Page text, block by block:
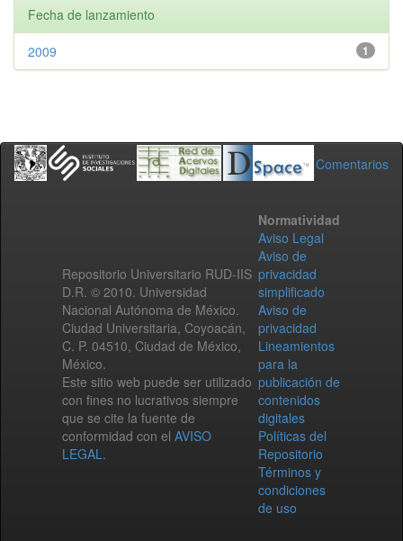
Fecha de lanzamiento
1
2009
Comentarios
Repositorio Universitario RUD-IIS
D.R. © 2010. Universidad
Nacional Autónoma de México.
Ciudad Universitaria, Coyoacán,
C. P. 04510, Ciudad de México,
México.
Este sitio web puede ser utilizado
con fines no lucrativos siempre
que se cite la fuente de
conformidad con el AVISO
LEGAL.
Normatividad
Aviso Legal
Aviso de
privacidad
simplificado
Aviso de
privacidad
Lineamientos
para la
publicación de
contenidos
digitales
Políticas del
Repositorio
Términos y
condiciones
de uso